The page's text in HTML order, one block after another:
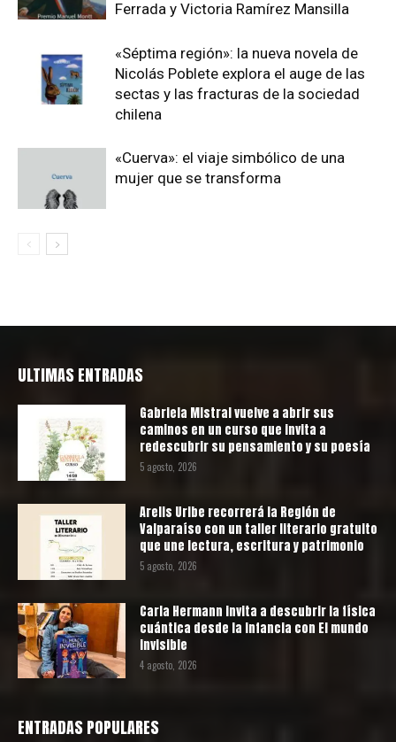
Ferrada y Victoria Ramírez Mansilla
«Séptima región»: la nueva novela de
Nicolás Poblete explora el auge de las
sectas y las fracturas de la sociedad
chilena
«Cuerva»: el viaje simbólico de una
mujer que se transforma
ULTIMAS ENTRADAS
Gabriela Mistral vuelve a abrir sus
caminos en un curso que invita a
redescubrir su pensamiento y su poesía
5 agosto, 2026
Arelis Uribe recorrerá la Región de
Valparaíso con un taller literario gratuito
que une lectura, escritura y patrimonio
5 agosto, 2026
Carla Hermann invita a descubrir la física
cuántica desde la infancia con El mundo
invisible
4 agosto, 2026
ENTRADAS POPULARES